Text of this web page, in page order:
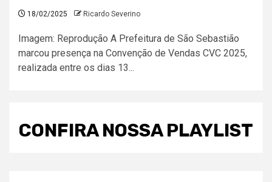
18/02/2025 Ricardo Severino
Imagem: Reprodução A Prefeitura de São Sebastião
marcou presença na Convenção de Vendas CVC 2025,
realizada entre os dias 13...
CONFIRA NOSSA PLAYLIST